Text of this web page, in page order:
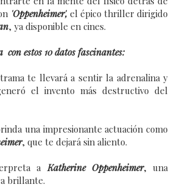
'Oppenheimer', el épico thriller dirigido
, ya disponible en cines.
con estos 10 datos fascinantes:
te llevará a sentir la adrenalina y
el invento más destructivo del
una impresionante actuación como
, que te dejará sin aliento.
a Katherine Oppenheimer, una
brillante.